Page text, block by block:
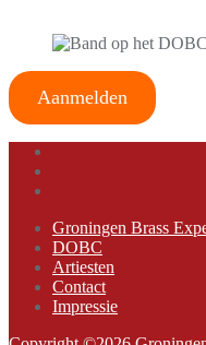
Aanmelden
Groningen Brass
DOBC
Artiesten
Contact
Impressie